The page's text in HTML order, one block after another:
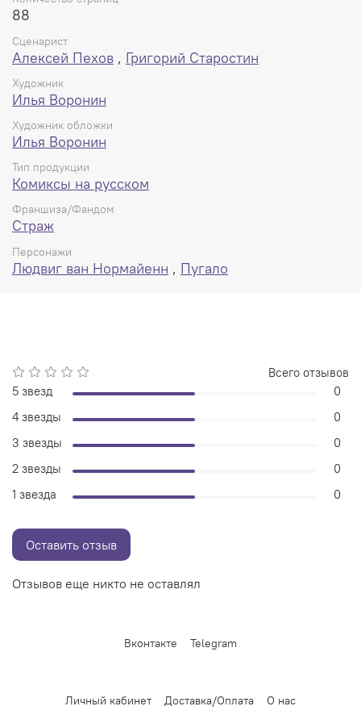
88
Сценарист
Алексей Пехов , Григорий Старостин
Художник
Илья Воронин
Художник обложки
Илья Воронин
Тип продукции
Комиксы на русском
Франшиза/Фандом
Страж
Персонажи
Людвиг ван Нормайенн , Пугало
Отзывов еще никто не оставлял
Всего отзывов
5 звезд
0
4 звезды
0
3 звезды
0
2 звезды
0
1 звезда
0
Оставить отзыв
Вконтакте Telegram
Личный кабинет Доставка/Оплата
О нас